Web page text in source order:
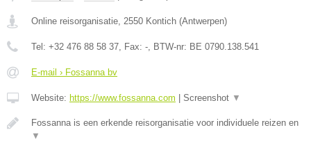
Online reisorganisatie 2550 Kontich (Antwerpen)
Tel: +32 476 88 58 37 , Fax: - , BTW-nr: BE 0790.138.541
E-mail › Fossanna bv
Website: https://www.fossanna.com Screenshot ▼
Fossanna is een erkende reisorganisatie voor individuele reizen en
▼